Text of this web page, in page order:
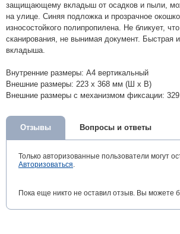
защищающему вкладыш от осадков и пыли,
на улице. Синяя подложка и прозрачное
износостойкого полипропилена. Не бликует,
сканирования, не вынимая документ. Быстрая
вкладыша.
Внутренние размеры: A4 вертикальный
Внешние размеры: 223 x 368 мм (Ш x В)
Внешние размеры с механизмом фиксации:
Отзывы Вопросы и ответы
Только авторизованные пользователи могут
Авторизоваться.
Пока еще никто не оставил отзыв. Вы можете